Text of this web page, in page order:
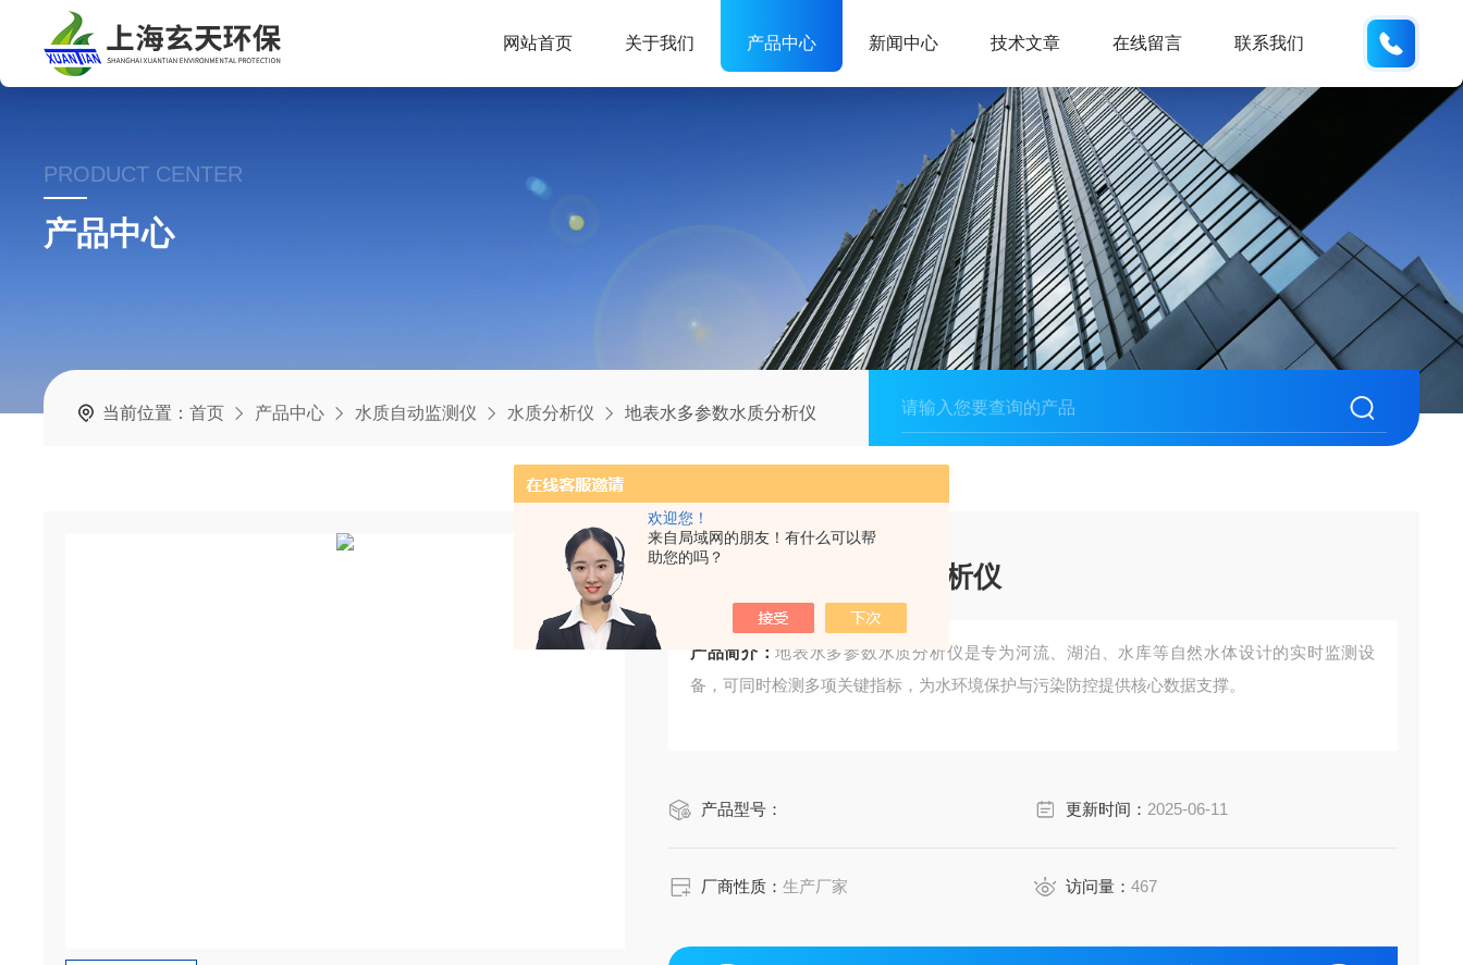
欢迎您！
来自局域网的朋友！有什么可以帮
助您的吗？
网站首页 关于我们 产品中心 新闻中心 技术文章 在线留言 联系我们
PRODUCT CENTER
产品中心
当前位置：首页 产品中心 水质自动监测仪 水质分析仪 地表水多参数水质分析仪
地表水多参数水质分析仪
产品简介：地表水多参数水质分析仪是专为河流、湖泊、水库等自然水体设计的实时监测设
备，可同时检测多项关键指标，为水环境保护与污染防控提供核心数据支撑。
产品型号： 更新时间： 2025-06-11
厂商性质：生产厂家 访问量： 467